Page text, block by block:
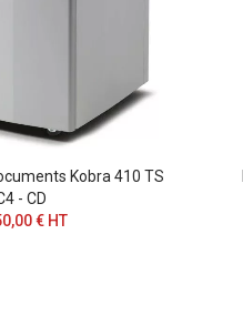
Kobra 410 TS
- CD
€ HT